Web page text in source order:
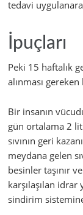
tedavi
İpuçları
Peki 15 haftalık
alınması gereken
Bir insanın
gün ortalama 2
sıvının geri
meydana gelen
besinler taşınır
karşılaşılan idrar
sindirim